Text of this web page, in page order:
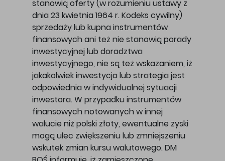
stanowią oferty (w rozumieniu ustawy z
dnia 23 kwietnia 1964 r. Kodeks cywilny)
sprzedaży lub kupna instrumentów
finansowych ani też nie stanowią porady
inwestycyjnej lub doradztwa
inwestycyjnego, nie są też wskazaniem, iż
jakakolwiek inwestycja lub strategia jest
odpowiednia w indywidualnej sytuacji
inwestora. W przypadku instrumentów
finansowych notowanych w innej
walucie niż polski złoty, ewentualne zyski
mogą ulec zwiększeniu lub zmniejszeniu
wskutek zmian kursu walutowego. DM